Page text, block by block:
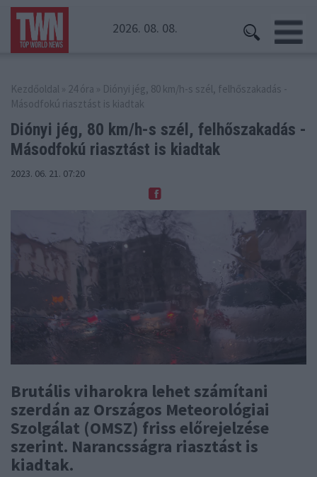
2026. 08. 08.
Kezdőoldal » 24 óra » Diónyi jég, 80 km/h-s szél, felhőszakadás -
Másodfokú riasztást is kiadtak
Diónyi jég, 80 km/h-s szél, felhőszakadás -
Másodfokú riasztást is kiadtak
2023. 06. 21. 07:20
Brutális viharokra lehet számítani
szerdán az Országos Meteorológiai
Szolgálat (OMSZ) friss előrejelzése
szerint. Narancsságra riasztást is
kiadtak.